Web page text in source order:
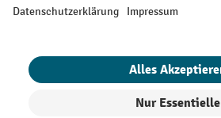
oder Gutscheinen ist nicht möglich. | ² Der
eingelöst werden. Die Höhe des Rabatts
Produktkategorie und beträgt bis zu 10 %
Heben | 7% auf Büro). Ausgenommen sind